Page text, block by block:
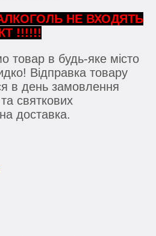
НЕ ВХОДЯТЬ
!!!!!!
товар в будь-яке місто
Відправка товару
в день замовлення
та святкових
доставка.